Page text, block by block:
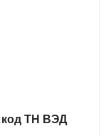
код ТН ВЭД